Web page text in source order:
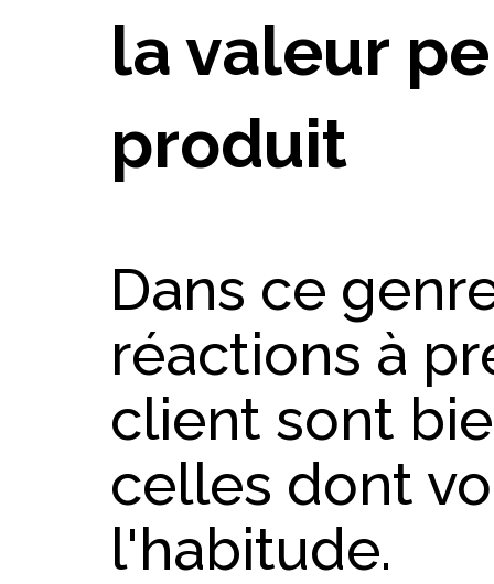
la valeur
produit
Dans ce
réactions à
client sont
celles dont
l'habitude.